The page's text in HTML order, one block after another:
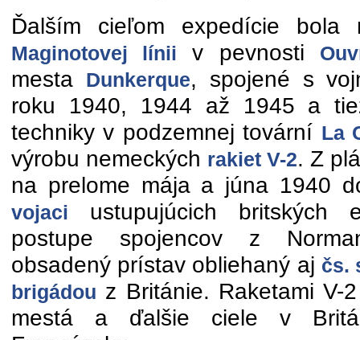
Ďalším cieľom expedície bola
Maginotovej línii v pevnosti
mesta Dunkerque, spojené s
roku 1940, 1944 až 1945 a
techniky v podzemnej tovární La
výrobu nemeckých rakiet V-2. Z
na prelome mája a júna 1940
vojaci
ustupujúcich britských
postupe spojencov z
obsadený prístav obliehaný aj čs.
brigádou z Británie. Raketami V-
mestá a ďalšie ciele v